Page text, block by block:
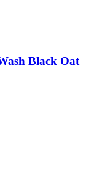
Black Oat